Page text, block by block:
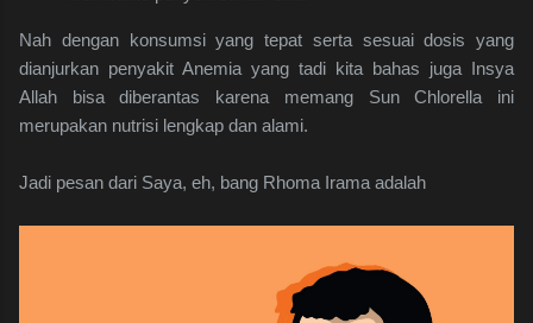
Nah dengan konsumsi yang tepat serta sesuai dosis yang
dianjurkan penyakit Anemia yang tadi kita bahas juga Insya
Allah bisa diberantas karena memang Sun Chlorella ini
merupakan nutrisi lengkap dan alami.
Jadi pesan dari Saya, eh, bang Rhoma Irama adalah